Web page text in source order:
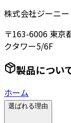
株式会社ジーニー
〒163-6006 東京
クタワー5/6F
製品につい
ホーム
選ばれる理由